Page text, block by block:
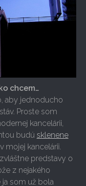
chcem…
aby jednoducho
Proste som
kancelárii,
budú sklenene
mojej kancelárii.
predstavy o
z nejakého
ja som už bola